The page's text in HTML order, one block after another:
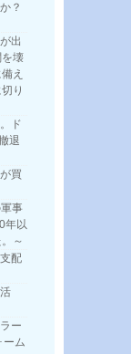
？
出
壊
え
り
ド
退
買
事
年以
～
配
ー
ーム